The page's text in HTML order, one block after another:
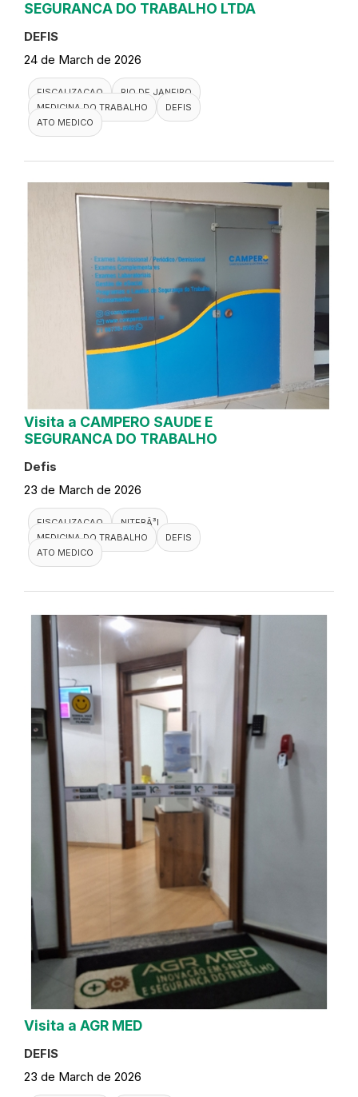
SEGURANCA DO TRABALHO LTDA
DEFIS
24 de March de 2026
FISCALIZACAO
RIO DE JANEIRO
MEDICINA DO TRABALHO
DEFIS
ATO MEDICO
Visita a CAMPERO SAUDE E
SEGURANCA DO TRABALHO
Defis
23 de March de 2026
FISCALIZACAO
NITERÃ³I
MEDICINA DO TRABALHO
DEFIS
ATO MEDICO
Visita a AGR MED
DEFIS
23 de March de 2026